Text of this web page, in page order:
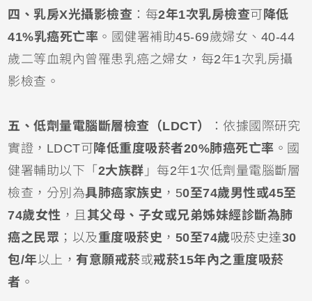
四、乳房X光攝影檢查 ：每2年1次乳房檢查可 降低
41%乳癌死亡率 。國健署補助45-69歲婦女、40-44
歲二等血親內曾罹患乳癌之婦女，每2年1次乳房攝
影檢查。
五、低劑量電腦斷層檢查（LDCT）
：依據國際研究
實證，LDCT可 降低重度吸菸者20%肺癌死亡率 。國
健署輔助以下「 2大族群 」每2年1次低劑量電腦斷層
檢查，分別為具肺癌家族史 ，50至74歲男性或45至
74歲女性 ，且 其父母、子女或兄弟姊妹經診斷為肺
癌之民眾 ；以及重度吸菸史 ， 50至74歲吸菸史達30
包/年以上， 有意願戒菸或戒菸15年內之重度吸菸
者 。